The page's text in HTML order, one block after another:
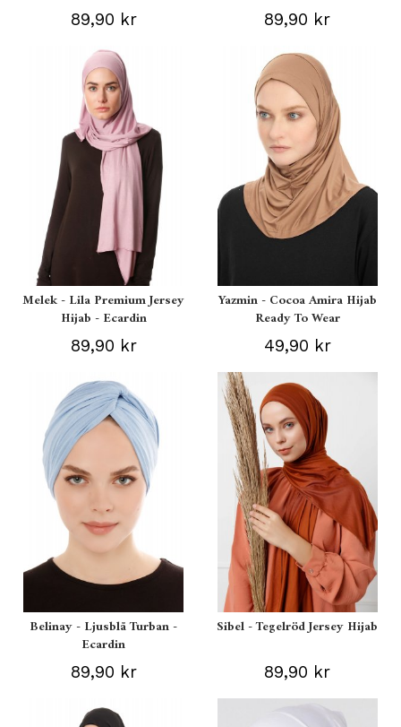
89,90 kr 89,90 kr
Melek - Lila Premium Jersey
Hijab - Ecardin
89,90 kr
Yazmin - Cocoa Amira Hijab
Ready To Wear
49,90 kr
Belinay - Ljusblå Turban -
Ecardin
89,90 kr
Sibel - Tegelröd Jersey Hijab
89,90 kr